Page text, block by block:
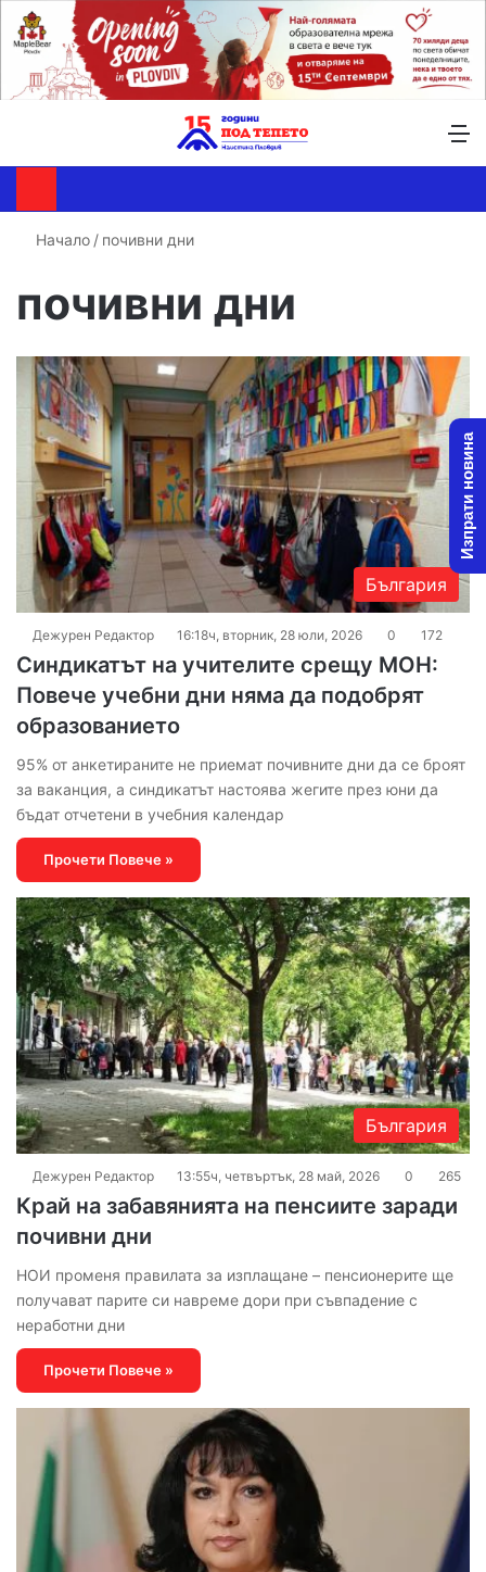
Начало / почивни дни
почивни дни
България
Дежурен Редактор 16:18ч, вторник, 28 юли, 2026 0 172
Синдикатът на учителите срещу МОН:
Повече учебни дни няма да подобрят
образованието
95% от анкетираните не приемат почивните дни да се броят
за ваканция, а синдикатът настоява жегите през юни да
бъдат отчетени в учебния календар
Прочети Повече »
България
Дежурен Редактор 13:55ч, четвъртък, 28 май, 2026 0 265
Край на забавянията на пенсиите заради
почивни дни
НОИ променя правилата за изплащане – пенсионерите ще
получават парите си навреме дори при съвпадение с
неработни дни
Прочети Повече »
Изпрати новина